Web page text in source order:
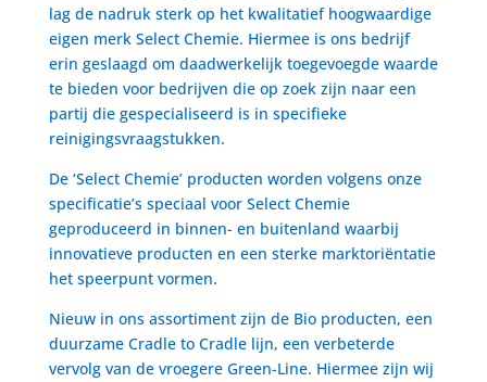
lag de nadruk sterk op het kwalitatief hoogwaardige
eigen merk Select Chemie. Hiermee is ons bedrijf
erin geslaagd om daadwerkelijk toegevoegde waarde
te bieden voor bedrijven die op zoek zijn naar een
partij die gespecialiseerd is in specifieke
reinigingsvraagstukken.
De ‘Select Chemie’ producten worden volgens onze
specificatie’s speciaal voor Select Chemie
geproduceerd in binnen- en buitenland waarbij
innovatieve producten en een sterke marktoriëntatie
het speerpunt vormen.
Nieuw in ons assortiment zijn de Bio producten, een
duurzame Cradle to Cradle lijn, een verbeterde
vervolg van de vroegere Green-Line. Hiermee zijn wij